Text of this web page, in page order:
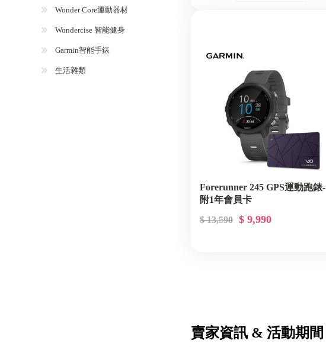
Forerunner 245 GPS運動跑錶-
附1年會員卡
$ 13,590 $ 9,990
賣家資訊 & 活動期間
Wonder Core運動器材
Wondercise 智能健身
Garmin智能手錶
生活雜類